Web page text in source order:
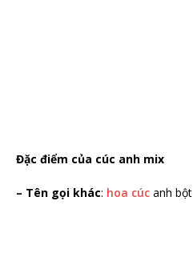
Đặc điểm của cúc anh mix
– Tên gọi khác: hoa cúc anh bột